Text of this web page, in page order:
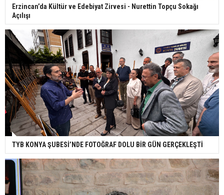
Erzincan’da Kültür ve Edebiyat Zirvesi - Nurettin Topçu Sokağı
Açılışı
TYB KONYA ŞUBESİ’NDE FOTOĞRAF DOLU BİR GÜN GERÇEKLEŞTİ